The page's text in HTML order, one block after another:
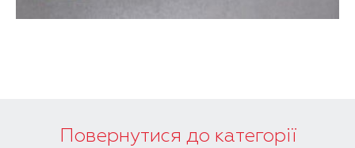
Повернутися до категорії